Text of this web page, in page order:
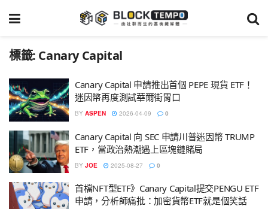
標籤: Canary Capital
Canary Capital 申請推出首個 PEPE 現貨 ETF！
迷因幣再度測試華爾街胃口
BY ASPEN 2026-04-09 0
Canary Capital 向 SEC 申請川普迷因幣 TRUMP
ETF，當政治熱潮遇上區塊鏈賭局
BY JOE 2025-08-27 0
首檔NFT型ETF》Canary Capital提交PENGU ETF
申請，分析師痛批：加密貨幣ETF就是個笑話